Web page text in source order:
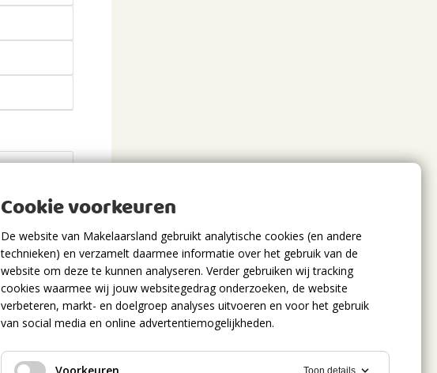
Cookie voorkeuren
De website van Makelaarsland gebruikt analytische cookies (en andere
technieken) en verzamelt daarmee informatie over het gebruik van de
website om deze te kunnen analyseren. Verder gebruiken wij tracking
cookies waarmee wij jouw websitegedrag onderzoeken, de website
verbeteren, markt- en doelgroep analyses uitvoeren en voor het gebruik
van social media en online advertentiemogelijkheden.
Toon details